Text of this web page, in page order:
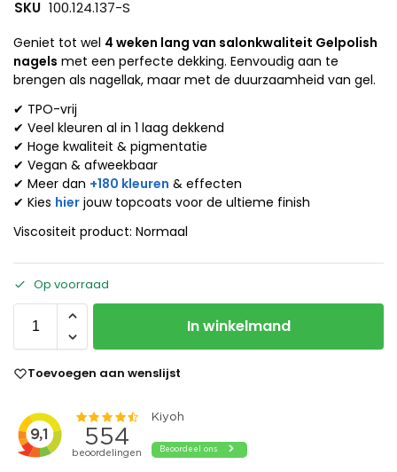
SKU 100.124.137-S
Geniet tot wel 4 weken lang van salonkwaliteit Gelpolish
nagels met een perfecte dekking. Eenvoudig aan te
brengen als nagellak, maar met de duurzaamheid van gel.
✔ TPO-vrij
✔ Veel kleuren al in 1 laag dekkend
✔ Hoge kwaliteit & pigmentatie
✔ Vegan & afweekbaar
✔ Meer dan +180 kleuren & effecten
✔ Kies hier jouw topcoats voor de ultieme finish
Viscositeit product: Normaal
Op voorraad
In winkelmand
Toevoegen aan wenslijst